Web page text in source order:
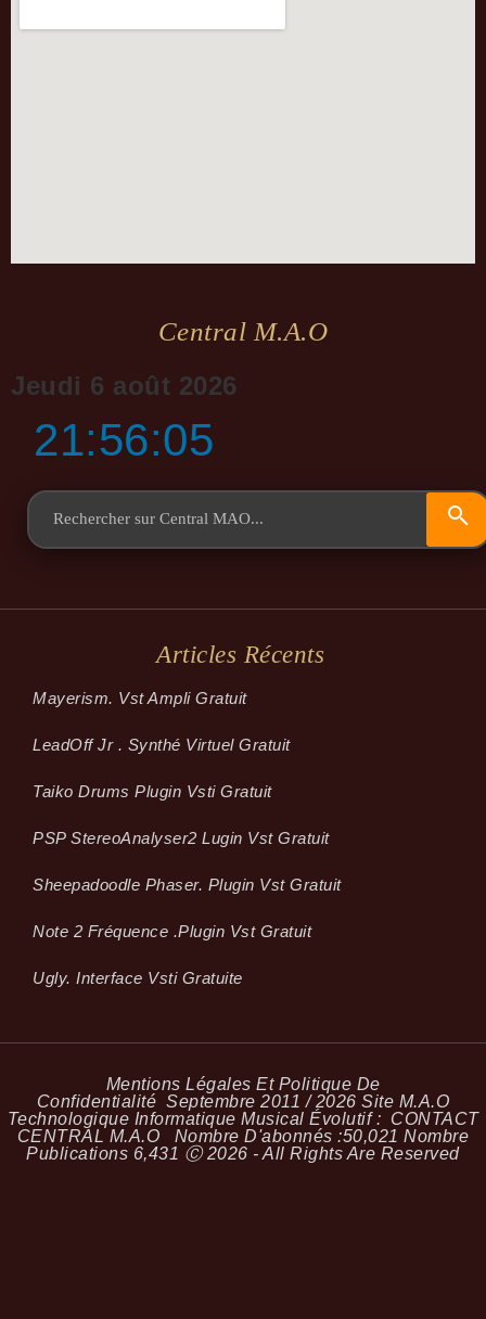
Central M.a.o
Jeudi 6 août 2026
21:56:06
Articles Récents
Mayerism. Vst Ampli Gratuit
LeadOff Jr . Synthé Virtuel Gratuit
Taiko Drums Plugin Vsti Gratuit
PSP StereoAnalyser2 Lugin Vst Gratuit
Sheepadoodle Phaser. Plugin Vst Gratuit
Note 2 Fréquence .plugin Vst Gratuit
Ugly. Interface Vsti Gratuite
Mentions Légales Et Politique De
Confidentialité Septembre 2011 / 2026 Site M.A.O
Technologique Informatique Musical Évolutif : CONTACT
CENTRAL M.A.O Nombre D'abonnés :50,021 Nombre
Publications 6,431 Ⓒ 2026 - All Rights Are Reserved